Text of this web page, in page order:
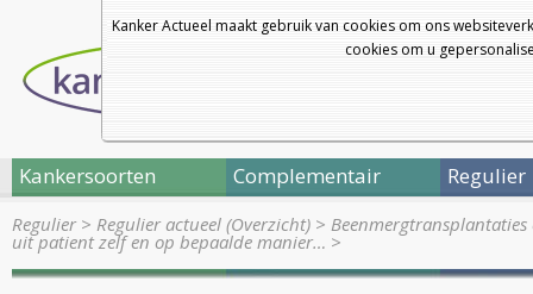
Kanker Actueel maakt gebruik van cookies om ons
cookies om u
Kankersoorten Complementair Regulier
Regulier> Regulier actueel (Overzicht) >
uit patient zelf en op bepaalde manier… >